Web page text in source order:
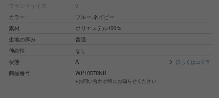
ブランドサイズ
9
カラー
ブルー,ネイビー
素材
ポリエステル100％
生地の厚み
普通
伸縮性
なし
状態
A 詳しくはコチラ
商品番号 WP10578NB
※お問い合わせ時にお知らせください